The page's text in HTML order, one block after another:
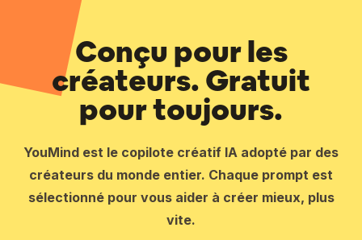
Conçu pour les
créateurs. Gratuit
pour toujours.
YouMind est le copilote créatif IA adopté par des
créateurs du monde entier. Chaque prompt est
sélectionné pour vous aider à créer mieux, plus
vite.